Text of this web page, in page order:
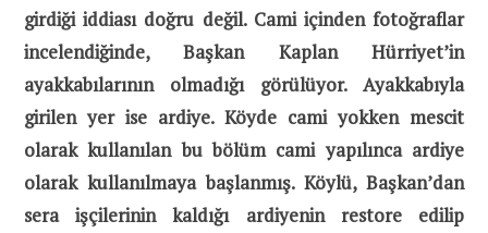
girdiği iddiası doğru değil. Cami içinden fotoğraflar
incelendiğinde, Başkan Kaplan Hürriyet’in
ayakkabılarının olmadığı görülüyor. Ayakkabıyla
girilen yer ise ardiye. Köyde cami yokken mescit
olarak kullanılan bu bölüm cami yapılınca ardiye
olarak kullanılmaya başlanmış. Köylü, Başkan’dan
sera işçilerinin kaldığı ardiyenin restore edilip